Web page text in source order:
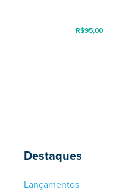
Destaques
Lançamentos
R$95,00